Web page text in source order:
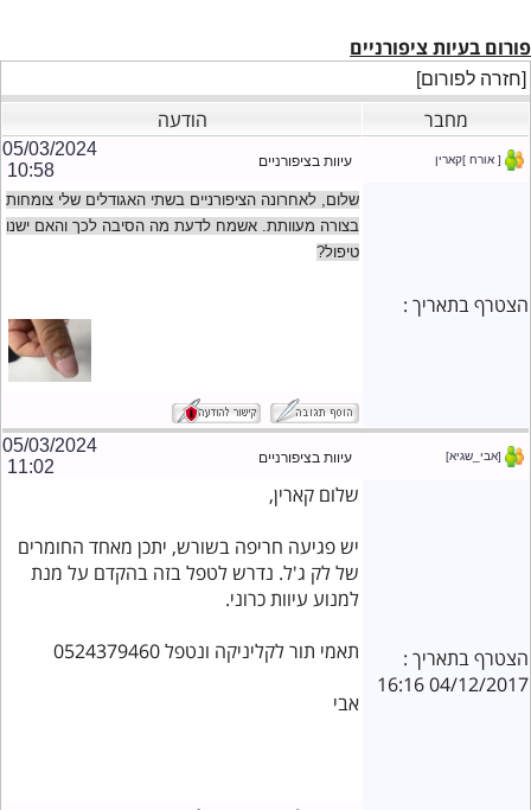
פורום בעיות ציפורניים
[חזרה לפורום]
מחבר הודעה
[ אורח ]קארין עיוות בציפורניים
05/03/2024
10:58
הצטרף בתאריך :
שלום, לאחרונה הציפורניים בשתי האגודלים שלי צומחות
בצורה מעוותת. אשמח לדעת מה הסיבה לכך והאם ישנו
טיפול?
[אבי_שגיא] עיוות בציפורניים
05/03/2024
11:02
הצטרף בתאריך :
04/12/2017 16:16
שלום קארין,
יש פגיעה חריפה בשורש, יתכן מאחד החומרים
של לק ג'ל. נדרש לטפל בזה בהקדם על מנת
למנוע עיוות כרוני.
תאמי תור לקליניקה ונטפל 0524379460
אבי